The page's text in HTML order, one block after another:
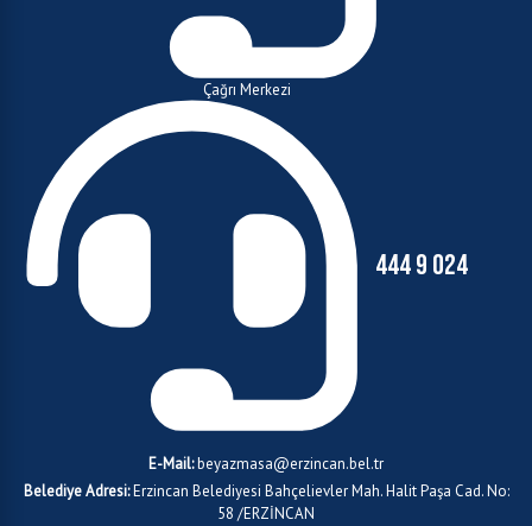
Çağrı Merkezi
444 9 024
E-Mail:beyazmasa@erzincan.bel.tr
Belediye Adresi:Erzincan Belediyesi Bahçelievler Mah. Halit Paşa Cad. No:
58 /ERZİNCAN